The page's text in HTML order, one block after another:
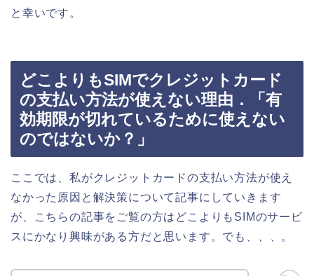
と幸いです。
どこよりもSIMでクレジットカード
の支払い方法が使えない理由．「有
効期限が切れているために使えない
のではないか？」
ここでは、私がクレジットカードの支払い方法が使え
なかった原因と解決策について記事にしていきます
が、こちらの記事をご覧の方はどこよりもSIMのサービ
スにかなり興味がある方だと思います。でも、、、。